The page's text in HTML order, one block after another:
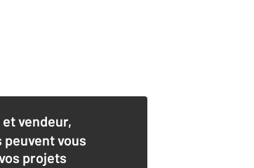
vendeur,
vous
projets